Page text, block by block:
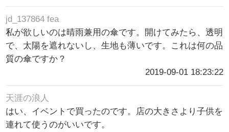
jd_137864 fea
私が欲しいのは晴雨兼用の傘です。開けてみたら、透明
で、太陽を遮れないし、生地も薄いです。これは何の品
質の傘ですか？
2019-09-01 18:23:22
天涯の浪人
はい、イベントで買ったのです。店の大きさより子供を
連れて使うのがいいです。